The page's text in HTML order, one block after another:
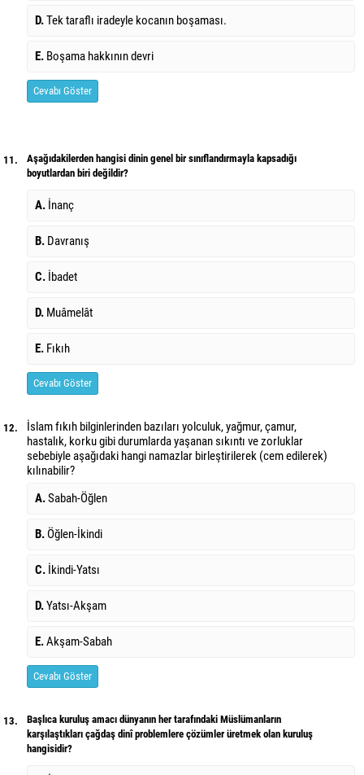
D.Tek taraflı iradeyle kocanın boşaması.
E. Boşama hakkının devri
Cevabı Göster
11.
Aşağıdakilerden hangisi dinin genel bir sınıflandırmayla kapsadığı
boyutlardan biri değildir?
A. İnanç
B. Davranış
C. İbadet
D. Muâmelât
E. Fıkıh
Cevabı Göster
12.
İslam fıkıh bilginlerinden bazıları yolculuk, yağmur, çamur,
hastalık, korku gibi durumlarda yaşanan sıkıntı ve zorluklar
sebebiyle aşağıdaki hangi namazlar birleştirilerek (cem edilerek)
kılınabilir?
A.Sabah-Öğlen
B. Öğlen-İkindi
C. İkindi-Yatsı
D.Yatsı-Akşam
E.Akşam-Sabah
Cevabı Göster
13.
Başlıca kuruluş amacı dünyanın her tarafındaki Müslümanların
karşılaştıkları çağdaş dinî problemlere çözümler üretmek olan kuruluş
hangisidir?